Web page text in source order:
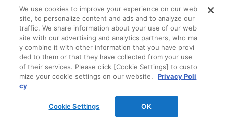
シミュレーションツール
24時間換気システム〈エアスマート〉
簡易設計見積ソフト
R&Dセンター環境測定・分析サービス
商品マスター申し込み
We use cookies to improve your experience on our web
site, to personalize content and ads and to analyze our
traffic. We share information about your use of our web
site with our advertising and analytics partners, who ma
y combine it with other information that you have provi
ded to them or that they have collected from your use
of their services. Please click [Cookie Settings] to custo
mize your cookie settings on our website.
Privacy Poli
cy
Cookie Settings OK